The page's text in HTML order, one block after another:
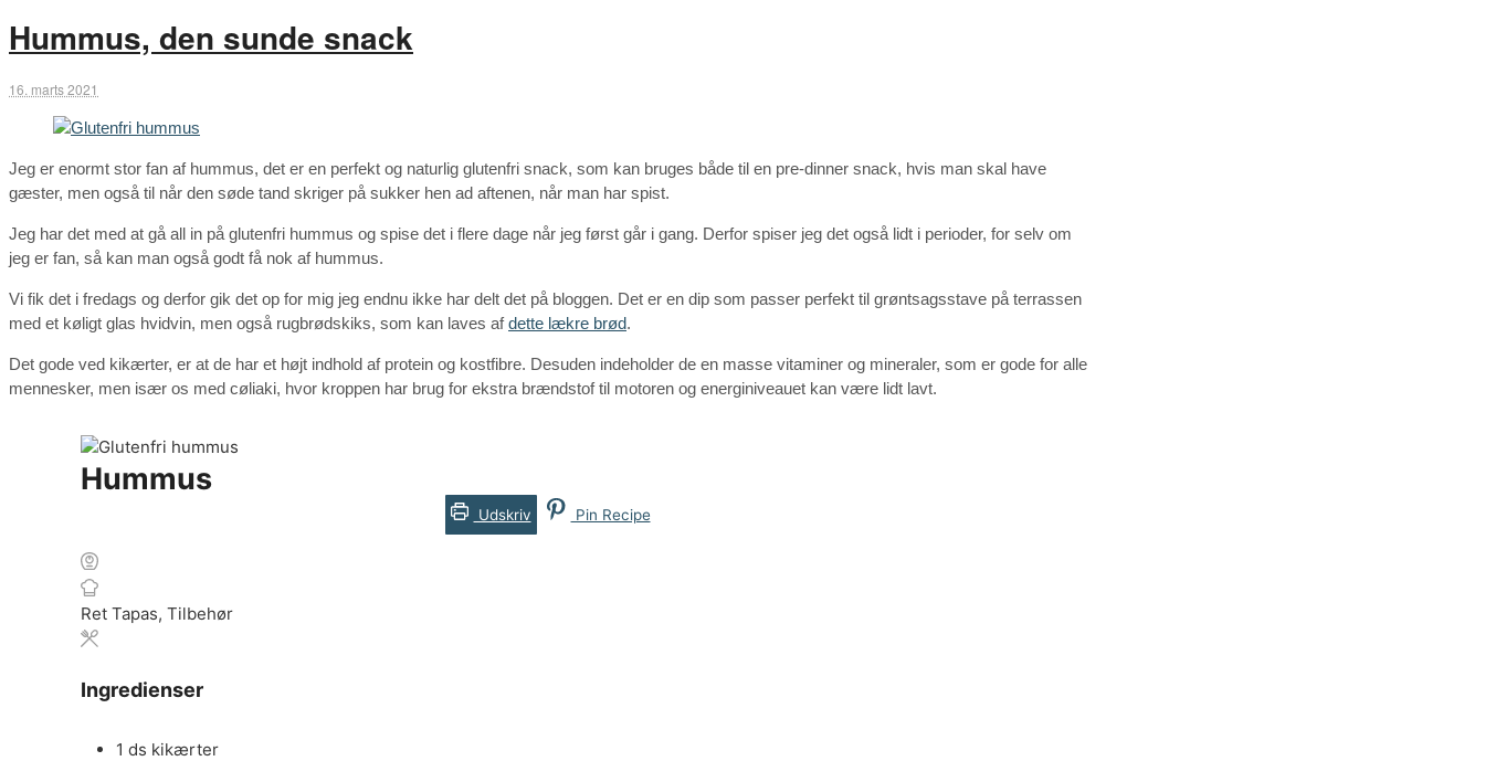
Hummus, den sunde snack
16. marts 2021
Jeg er enormt stor fan af hummus, det er en perfekt og naturlig glutenfri snack, som kan bruges både til en pre-dinner snack, hvis man skal have
gæster, men også til når den søde tand skriger på sukker hen ad aftenen, når man har spist.
Jeg har det med at gå all in på glutenfri hummus og spise det i flere dage når jeg først går i gang. Derfor spiser jeg det også lidt i perioder, for selv om
jeg er fan, så kan man også godt få nok af hummus.
Vi fik det i fredags og derfor gik det op for mig jeg endnu ikke har delt det på bloggen. Det er en dip som passer perfekt til grøntsagsstave på terrassen
med et køligt glas hvidvin, men også rugbrødskiks, som kan laves afdette lækre brød.
Det gode ved kikærter, er at de har et højt indhold af protein og kostfibre. Desuden indeholder de en masse vitaminer og mineraler, som er gode for alle
mennesker, men især os med cøliaki, hvor kroppen har brug for ekstra brændstof til motoren og energiniveauet kan være lidt lavt.
Hummus
Udskriv Pin Recipe
Ret Tapas, Tilbehør
Ingredienser
1 ds kikærter